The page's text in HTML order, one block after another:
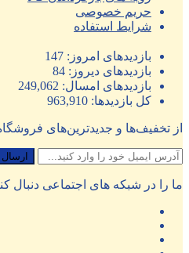
حریم خصوصی
شرایط استفاده
بازدیدهای امروز: 147
بازدیدهای دیروز: 84
بازدیدهای امسال: 249,062
کل بازدیدها: 963,910
از تخفیف‌ها و جدیدترین‌های
ما را در شبکه های اجتماعی دنبال